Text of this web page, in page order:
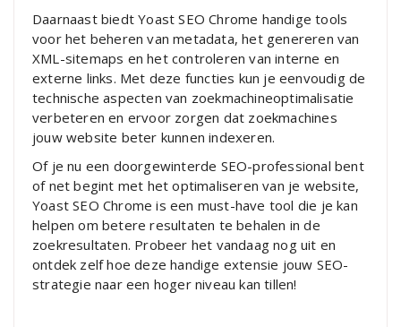
Daarnaast biedt Yoast SEO Chrome handige tools
voor het beheren van metadata, het genereren van
XML-sitemaps en het controleren van interne en
externe links. Met deze functies kun je eenvoudig de
technische aspecten van zoekmachineoptimalisatie
verbeteren en ervoor zorgen dat zoekmachines
jouw website beter kunnen indexeren.
Of je nu een doorgewinterde SEO-professional bent
of net begint met het optimaliseren van je website,
Yoast SEO Chrome is een must-have tool die je kan
helpen om betere resultaten te behalen in de
zoekresultaten. Probeer het vandaag nog uit en
ontdek zelf hoe deze handige extensie jouw SEO-
strategie naar een hoger niveau kan tillen!